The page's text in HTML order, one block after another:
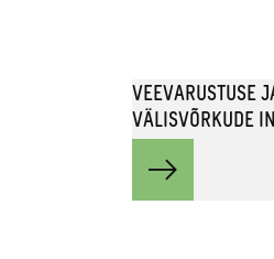
VEEVARUSTUSE
VÄLISVÕRKUDE